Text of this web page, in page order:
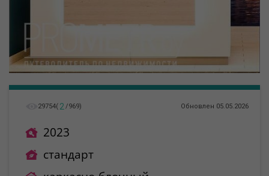
29754( 2 /969) Обновлен 05.05.2026
2023
стандарт